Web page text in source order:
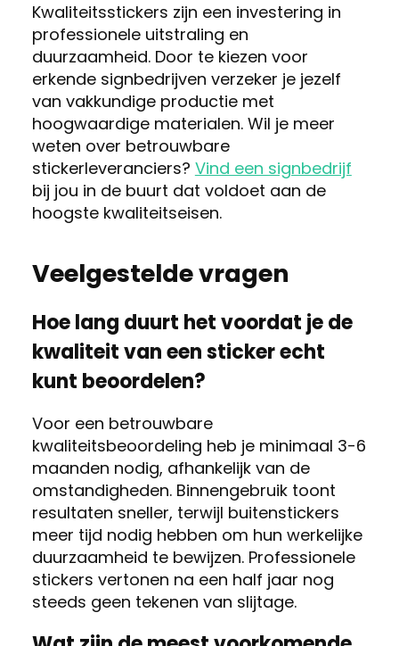
Kwaliteitsstickers zijn een investering in
professionele uitstraling en
duurzaamheid. Door te kiezen voor
erkende signbedrijven verzeker je jezelf
van vakkundige productie met
hoogwaardige materialen. Wil je meer
weten over betrouwbare
stickerleveranciers? Vind een signbedrijf
bij jou in de buurt dat voldoet aan de
hoogste kwaliteitseisen.
Veelgestelde vragen
Hoe lang duurt het voordat je de
kwaliteit van een sticker echt
kunt beoordelen?
Voor een betrouwbare
kwaliteitsbeoordeling heb je minimaal 3-6
maanden nodig, afhankelijk van de
omstandigheden. Binnengebruik toont
resultaten sneller, terwijl buitenstickers
meer tijd nodig hebben om hun werkelijke
duurzaamheid te bewijzen. Professionele
stickers vertonen na een half jaar nog
steeds geen tekenen van slijtage.